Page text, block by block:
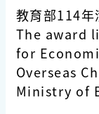
教育部114年
The award
for
Overseas
Ministry of